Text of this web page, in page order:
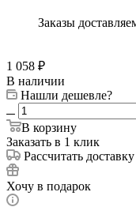
Заказы
1 058 ₽
В наличии
Нашли дешевле?
В корзину
Заказать в 1 клик
Рассчитать доставку
Хочу в подарок